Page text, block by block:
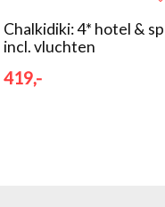
Chalkidiki: 4* hotel &
incl. vluchten
419,-